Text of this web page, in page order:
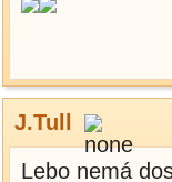
J.Tull
Lebo nemá